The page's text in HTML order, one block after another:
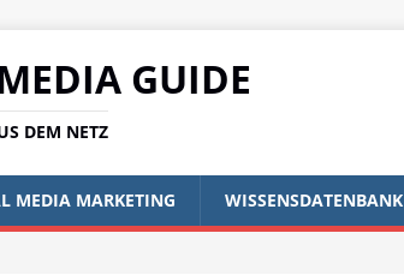
GUIDE
DEM NETZ
MEDIA MARKETING WISSENSDATENBANK